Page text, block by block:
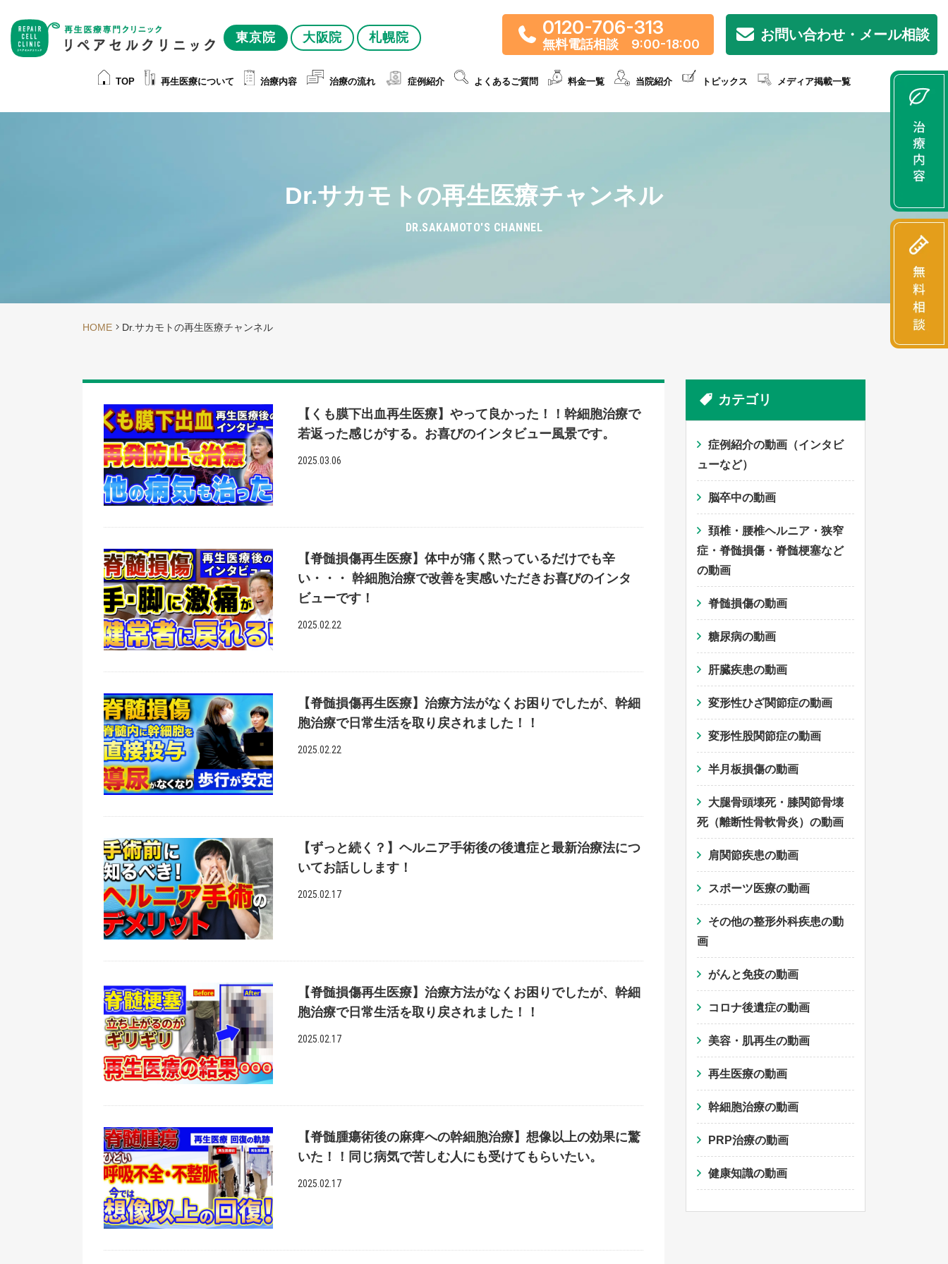
東京院 大阪院 札幌院 0120-706-313
無料電話相談 9:00-18:00
お問い合わせ・メール相談
TOP 再生医療について 治療内容 治療の流れ 症例紹介 よくあるご質問 料金一覧 当院紹介 トピックス メディア掲載一覧
Dr.サカモトの再生医療チャンネル
DR.SAKAMOTO'S CHANNEL
HOME Dr.サカモトの再生医療チャンネル
【くも膜下出血再生医療】やって良かった！！幹細胞治療で
若返った感じがする。お喜びのインタビュー風景です。
2025.03.06
【脊髄損傷再生医療】体中が痛く黙っているだけでも辛
い・・・ 幹細胞治療で改善を実感いただきお喜びのインタ
ビューです！
2025.02.22
【脊髄損傷再生医療】治療方法がなくお困りでしたが、幹細
胞治療で日常生活を取り戻されました！！
2025.02.22
【ずっと続く？】ヘルニア手術後の後遺症と最新治療法につ
いてお話しします！
2025.02.17
【脊髄損傷再生医療】治療方法がなくお困りでしたが、幹細
胞治療で日常生活を取り戻されました！！
2025.02.17
【脊髄腫瘍術後の麻痺への幹細胞治療】想像以上の効果に驚
いた！！同じ病気で苦しむ人にも受けてもらいたい。
2025.02.17
カテゴリ
症例紹介の動画（インタビ
ューなど）
脳卒中の動画
頚椎・腰椎ヘルニア・狭窄
症・脊髄損傷・脊髄梗塞など
の動画
脊髄損傷の動画
糖尿病の動画
肝臓疾患の動画
変形性ひざ関節症の動画
変形性股関節症の動画
半月板損傷の動画
大腿骨頭壊死・膝関節骨壊
死（離断性骨軟骨炎）の動画
肩関節疾患の動画
スポーツ医療の動画
その他の整形外科疾患の動
画
がんと免疫の動画
コロナ後遺症の動画
美容・肌再生の動画
再生医療の動画
幹細胞治療の動画
PRP治療の動画
健康知識の動画